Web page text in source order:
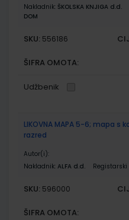
Nakladnik: ŠKOLSKA KNJIGA d.d.
DOM
SKU: 556186
ŠIFRA OMOTA:
Udžbenik
LIKOVNA MAPA 5-6; mapa s
razred
Autor(i):
Nakladnik: ALFA d.d.
SKU: 596000
ŠIFRA OMOTA: